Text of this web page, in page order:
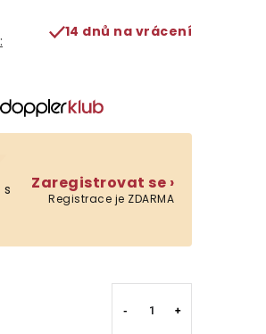
14 dnů na vrácení
s
Zaregistrovat se ›
Registrace je ZDARMA